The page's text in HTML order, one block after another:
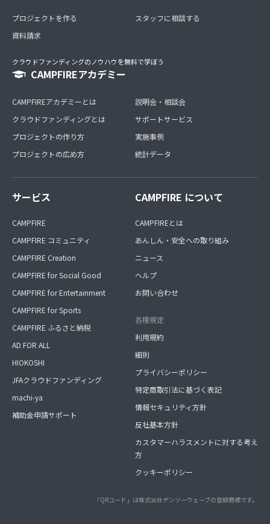
プロジェクトを作る
資料請求
スタッフに相談する
クラウドファンディングのノウハウを無料で学ぼう
CAMPFIREアカデミー
CAMPFIREアカデミーとは
クラウドファンディングとは
プロジェクトの作り方
プロジェクトの広め方
説明会・相談会
サポートサービス
実施事例
統計データ
サービス
CAMPFIRE
CAMPFIRE コミュニティ
CAMPFIRE Creation
CAMPFIRE for Social Good
CAMPFIRE for Entertainment
CAMPFIRE for Sports
CAMPFIRE ふるさと納税
AD FOR ALL
HIOKOSHI
JFAクラウドファンディング
machi-ya
補助金申請サポート
CAMPFIRE について
CAMPFIREとは
あんしん・安全への取り組み
ニュース
ヘルプ
お問い合わせ
各種規定
利用規約
細則
プライバシーポリシー
特定商取引法に基づく表記
情報セキュリティ方針
反社基本方針
カスタマーハラスメントに対する考え
方
クッキーポリシー
「QRコード」は株式会社デンソーウェーブの登録商標です。